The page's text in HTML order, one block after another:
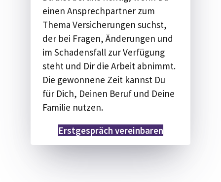
einen Ansprechpartner zum
Thema Versicherungen suchst,
der bei Fragen, Änderungen und
im Schadensfall zur Verfügung
steht und Dir die Arbeit abnimmt.
Die gewonnene Zeit kannst Du
für Dich, Deinen Beruf und Deine
Familie nutzen.
Erstgespräch vereinbaren